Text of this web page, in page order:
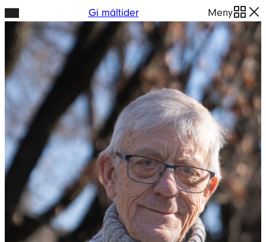
Hopp
innhold
Gi måltider Meny